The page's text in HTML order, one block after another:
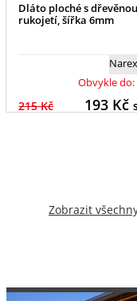
Dláto ploché s dřevěnou
rukojetí, šířka 6mm
Obvykle do:
215 Kč 193Kč
Zobrazit